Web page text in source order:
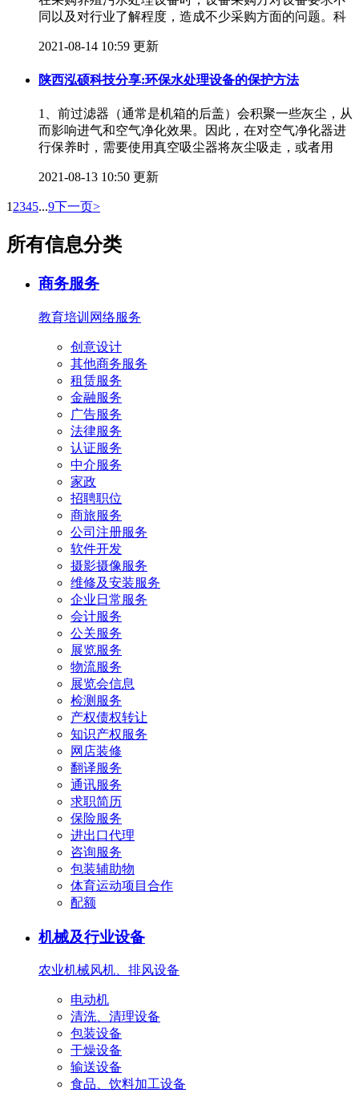
同以及对行业了解程度，造成不少采购方面的问题。科
2021-08-14 10:59 更新
陕西泓硕科技分享:环保水处理设备的保护方法
1、前过滤器（通常是机箱的后盖）会积聚一些灰尘，从
而影响进气和空气净化效果。因此，在对空气净化器进
行保养时，需要使用真空吸尘器将灰尘吸走，或者用
2021-08-13 10:50 更新
12345...9下一页>
所有信息分类
商务服务
教育培训 网络服务
创意设计
其他商务服务
租赁服务
金融服务
广告服务
法律服务
认证服务
中介服务
家政
招聘职位
商旅服务
公司注册服务
软件开发
摄影摄像服务
维修及安装服务
企业日常服务
会计服务
公关服务
展览服务
物流服务
展览会信息
检测服务
产权债权转让
知识产权服务
网店装修
翻译服务
通讯服务
求职简历
保险服务
进出口代理
咨询服务
包装辅助物
体育运动项目合作
配额
机械及行业设备
农业机械风机、排风设备
电动机
清洗、清理设备
包装设备
干燥设备
输送设备
食品、饮料加工设备